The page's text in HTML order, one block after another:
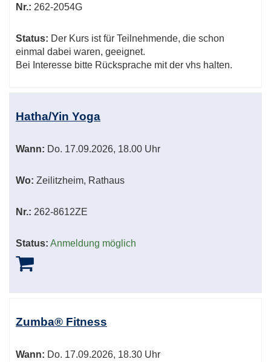
Nr.: 262-2054G
Status: Der Kurs ist für Teilnehmende, die schon
einmal dabei waren, geeignet.
Bei Interesse bitte Rücksprache mit der vhs halten.
Hatha/Yin Yoga
Wann: Do. 17.09.2026, 18.00 Uhr
Wo: Zeilitzheim, Rathaus
Nr.: 262-8612ZE
Status: Anmeldung möglich
Zumba® Fitness
Wann: Do. 17.09.2026, 18.30 Uhr